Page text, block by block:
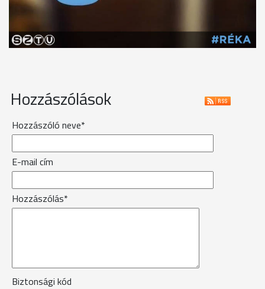
Hozzászólások
Hozzászóló neve*
E-mail cím
Hozzászólás*
Biztonsági kód